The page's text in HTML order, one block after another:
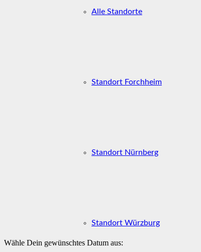
Alle Standorte
Standort Forchheim
Standort Nürnberg
Standort Würzburg
Wähle Dein gewünschtes Datum aus: